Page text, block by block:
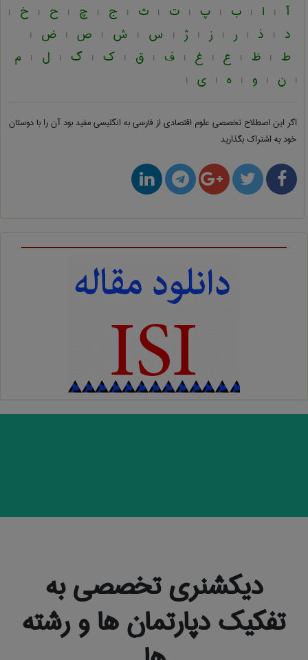
آ | ا | ب | پ | ت | ث | ج | چ | ح | خ |
د | ذ | ر | ز | ژ | س | ش | ص | ض |
ط | ظ | ع | غ | ف | ق | ک | گ | ل | م
| ن | و | ه | ی |
اگر این اصطلاح تخصصی علوم اقتصادی از فارسی به انگلیسیمفید بود آن را با دوستان
خود به اشتراک بگذارید
دیکشنری تخصصی به
تفکیک دپارتمان ها و رشته